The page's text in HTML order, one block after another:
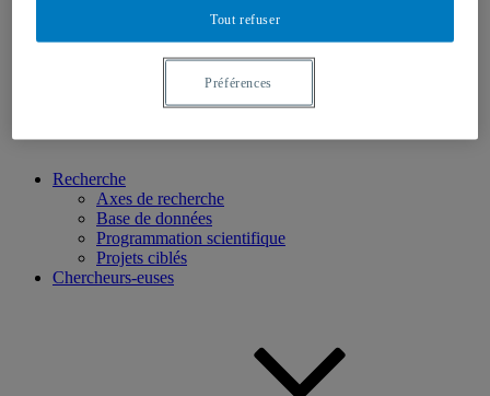
Vidéos et baladodiffusions
Recherche
Axes de recherche
Base de données
Programmation scientifique
Projets ciblés
Chercheurs-euses
Tout refuser
Préférences